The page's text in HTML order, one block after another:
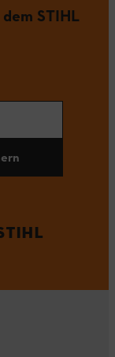
STIHL